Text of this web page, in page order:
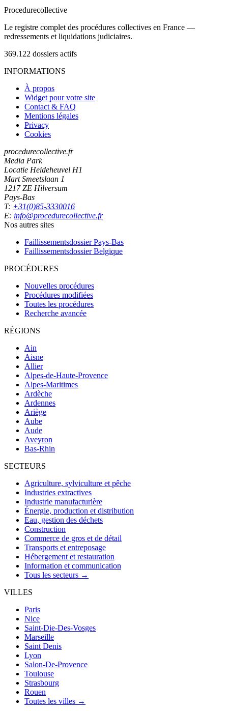
Procedurecollective
Le registre complet des procédures collectives en France —
redressements et liquidations judiciaires.
369.122 dossiers actifs
INFORMATIONS
À propos
Widget pour votre site
Contact & FAQ
Mentions légales
Privacy
Cookies
procedurecollective.fr
Media Park
Locatie Heideheuvel H1
Mart Smeetslaan 1
1217 ZE Hilversum
Pays-Bas
T: +31(0)85-3330016
E: info@procedurecollective.fr
Nos autres sites
Faillissementsdossier Pays-Bas
Faillissementsdossier Belgique
PROCÉDURES
Nouvelles procédures
Procédures modifiées
Toutes les procédures
Recherche avancée
RÉGIONS
Ain
Aisne
Allier
Alpes-de-Haute-Provence
Alpes-Maritimes
Ardèche
Ardennes
Ariège
Aube
Aude
Aveyron
Bas-Rhin
SECTEURS
Agriculture, sylviculture et pêche
Industries extractives
Industrie manufacturière
Énergie, production et distribution
Eau, gestion des déchets
Construction
Commerce de gros et de détail
Transports et entreposage
Hébergement et restauration
Information et communication
Tous les secteurs →
VILLES
Paris
Nice
Saint-Die-Des-Vosges
Marseille
Saint Denis
Lyon
Salon-De-Provence
Toulouse
Strasbourg
Rouen
Toutes les villes →